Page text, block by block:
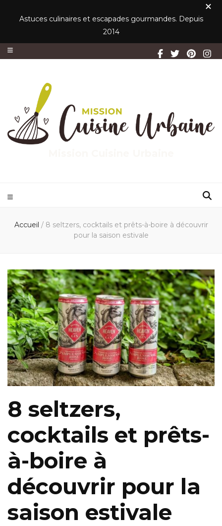
Astuces culinaires et escapades gourmandes. Depuis
2014
Accueil / 8 seltzers, cocktails et prêts-à-boire à découvrir
pour la saison estivale
8 seltzers,
cocktails et prêts-
à-boire à
découvrir pour la
saison estivale